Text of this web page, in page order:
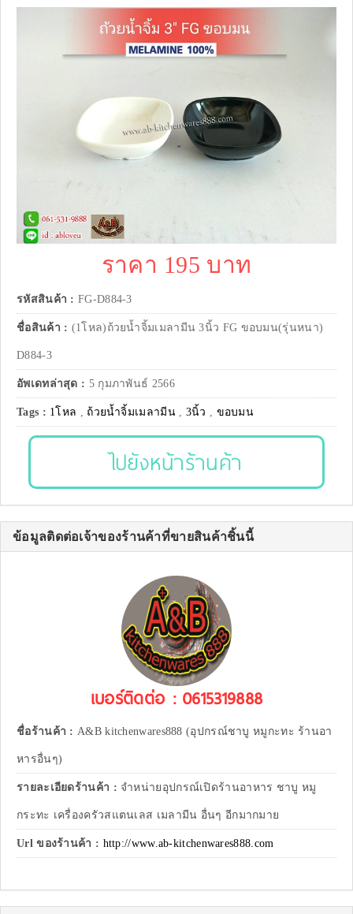
ราคา 195 บาท
รหัสสินค้า : FG-D884-3
ชื่อสินค้า : (1โหล)ถ้วยน้ำจิ้มเมลามีน 3นิ้ว FG ขอบมน(รุ่นหนา)
D884-3
อัพเดทล่าสุด : 5 กุมภาพันธ์ 2566
Tags : 1โหล , ถ้วยน้ำจิ้มเมลามีน, 3นิ้ว , ขอบมน
ไปยังหน้าร้านค้า
ข้อมูลติดต่อเจ้าของร้านค้าที่ขายสินค้าชิ้นนี้
เบอร์ติดต่อ : 0615319888
ชื่อร้านค้า : A&B kitchenwares888 (อุปกรณ์ชาบู หมูกะทะ ร้านอา
หารอื่นๆ)
รายละเอียดร้านค้า : จำหน่ายอุปกรณ์เปิดร้านอาหาร ชาบู หมู
กระทะ เครื่องครัวสแตนเลส เมลามีน อื่นๆ อีกมากมาย
Url ของร้านค้า : http://www.ab-kitchenwares888.com